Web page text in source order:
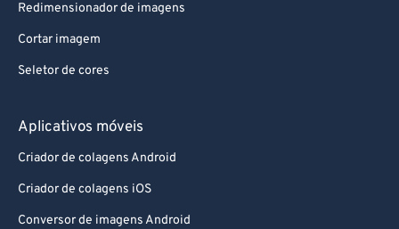
Redimensionador de imagens
Cortar imagem
Seletor de cores
Aplicativos móveis
Criador de colagens Android
Criador de colagens iOS
Conversor de imagens Android